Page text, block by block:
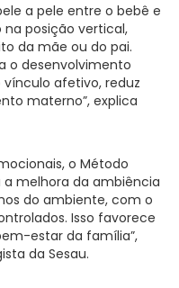
a pele entre o bebê e
posição vertical,
da mãe ou do pai.
o desenvolvimento
afetivo, reduz
materno”, explica
o Método
melhora da ambiência
do ambiente, com o
Isso favorece
estar da família”,
da Sesau.